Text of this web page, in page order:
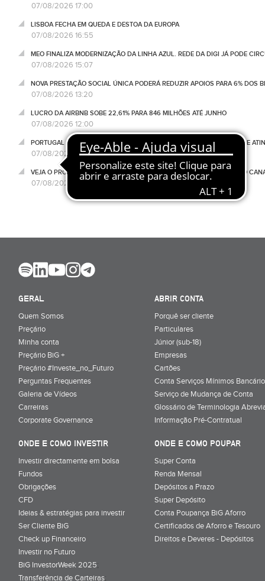
07/08/2026 17:00
LISBOA FECHA EM QUEDA E DESTOA DA EUROPA
07/08/2026 16:55
MEO FINALIZA MODERNIZAÇÃO DA LINHA AZUL. REDE DA DIGI JÁ PODE
07/08/2026 15:07
NOVA PRESTAÇÃO SOCIAL ÚNICA PODERÁ REDUZIR APOIOS PARA 6% DOS
07/08/2026 13:20
LUCRO DA AIRBNB SOBE 22,61% PARA 846 MILHÕES ATÉ JUNHO
07/08/2026 12:00
PORTUGAL RECEBE 2,3 MIL MILHÕES DO NONO DESEMBOLSO DO PRR E
07/08/2026 11:34
VEJA O PROGRAMA NEGÓCIOS DESTA SEXTA-FEIRA, 07 DE AGOSTO, NO
07/08/2026 11:18
GERAL
Quem Somos
Preçário
Minha conta
Preçário BiG +
Preçário #Investe_no_Futuro
Perguntas Frequentes
Galeria de Vídeos
Carreiras
Corporate Governance
ABRIR CONTA
Porquê ser cliente
Particulares
Júnior (sub-18)
Empresas
Cartões
Conta Serviços Mínimos
Serviço de Mudança de Conta
Glossário de Terminologia
Informação Pré-Contratual
ONDE E COMO INVESTIR
Investir directamente em bolsa
Fundos
Obrigações
CFD
Ideias & estratégias para investir
Ser Cliente BiG
Check up Financeiro
Investir no Futuro
BiG InvestorWeek 2025;
Transferência de Carteiras;
ONDE E COMO POUPAR
Super Conta
Renda Mensal
Depósitos a Prazo
Super Depósito
Conta Poupança BiG Aforro
Certificados de Aforro e Tesouro
Direitos e Deveres - Depósitos